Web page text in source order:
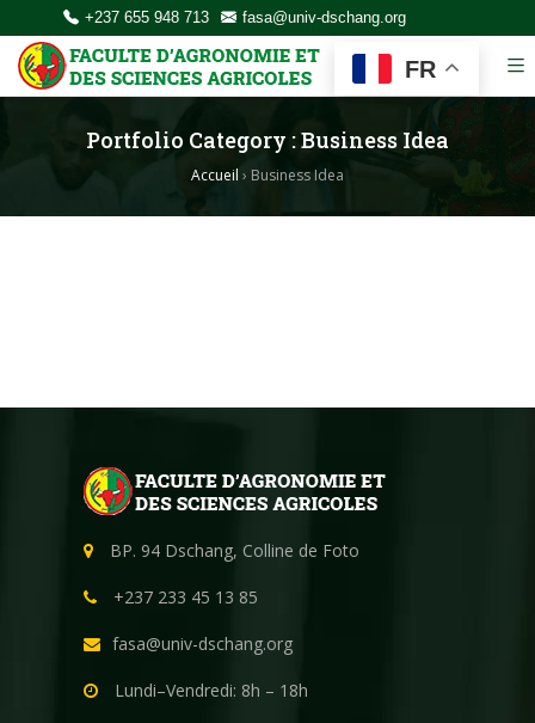
+237 655 948 713 fasa@univ-dschang.org
Portfolio Category :Business Idea
Accueil › Business Idea
BP. 94 Dschang, Colline de Foto
+237 233 45 13 85
fasa@univ-dschang.org
Lundi–Vendredi: 8h – 18h
FR